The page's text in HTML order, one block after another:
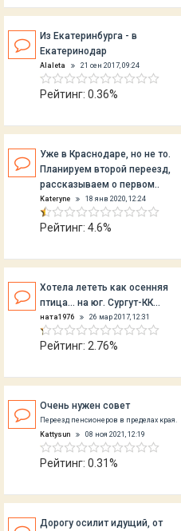
Из Екатеринбурга - в
Екатеринодар
Alaleta 21 сен 2017, 09:24
Рейтинг: 0.36%
Уже в Краснодаре, но не то.
Планируем второй переезд,
рассказываем о первом..
Kateryne 18 янв 2020, 12:24
Рейтинг: 4.6%
Хотела лететь как осенняя
птица... на юг. Сургут-КК...
ната1976 26 мар 2017, 12:31
Рейтинг: 2.76%
Очень нужен совет
Переезд пенсионеров в пределах края.
Kattysun
08 ноя 2021, 12:19
Рейтинг: 0.31%
Дорогу осилит идущий, от